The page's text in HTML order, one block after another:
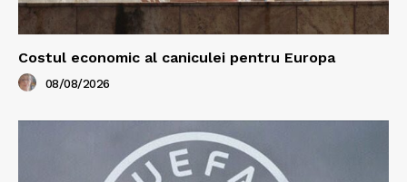
Costul economic al caniculei pentru Europa
08/08/2026